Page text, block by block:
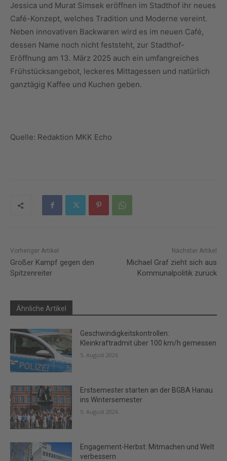
Jessica und Murat Simsek eröffnen im Stadthof ihr neues
Café-Konzept, welches Tradition und Moderne vereint.
Neben innovativen Backwaren wird es im neuen Café,
dessen Name noch nicht feststeht, zur Stadthof-
Eröffnung am 13. März 2025 auch ein umfangreiches
Frühstücksangebot, leckeres Mittagessen und natürlich
ganztägig Kaffee und Kuchen geben.
Quelle: Redaktion MKK Echo
Vorheriger Artikel
Großer Kampf gegen den
Spitzenreiter
Nächster Artikel
Michael Graf zieht sich aus
Kommunalpolitik zurück
Ähnliche Artikel
Geschwindigkeitskontrollen:
Kleinkraftradmit über 100 km/h gemessen
5. August 2026
Erstsemester starten an der BGBA Hanau
ins Wintersemester
5. August 2026
Engagement-Herbst: Mitmachen und Welt
verbessern